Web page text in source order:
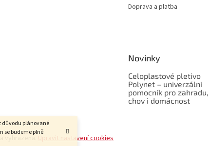
důvodu plánované
se budeme plně
Doprava a platba
Novinky
Celoplastové pletivo
Polynet – univerzální
pomocník pro zahradu,
chov i domácnost
vyhrazena. Upravit nastavení cookies